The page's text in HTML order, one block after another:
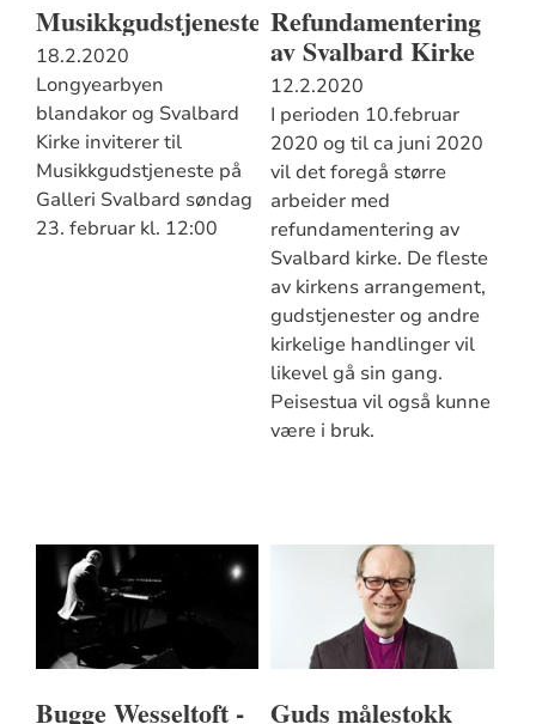
Musikkgudstjeneste
18.2.2020
Longyearbyen
blandakor og Svalbard
Kirke inviterer til
Musikkgudstjeneste på
Galleri Svalbard søndag
23. februar kl. 12:00
Refundamentering
av Svalbard Kirke
12.2.2020
I perioden 10.februar
2020 og til ca juni 2020
vil det foregå større
arbeider med
refundamentering av
Svalbard kirke. De fleste
av kirkens arrangement,
gudstjenester og andre
kirkelige handlinger vil
likevel gå sin gang.
Peisestua vil også kunne
være i bruk.
Bugge Wesseltoft - Guds målestokk